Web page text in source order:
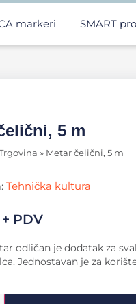
markeri SMART
5 m
» Metar čelični, 5 m
Tehnička kultura
+ PDV
odličan je dodatak za
Jednostavan je za